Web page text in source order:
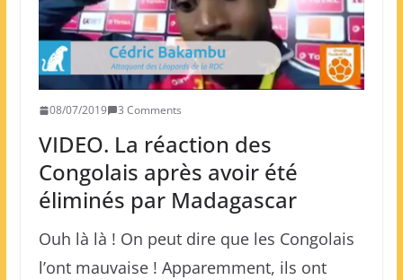
08/07/2019 3 Comments
VIDEO. La réaction des
Congolais après avoir été
éliminés par Madagascar
Ouh là là ! On peut dire que les Congolais
l’ont mauvaise ! Apparemment, ils ont